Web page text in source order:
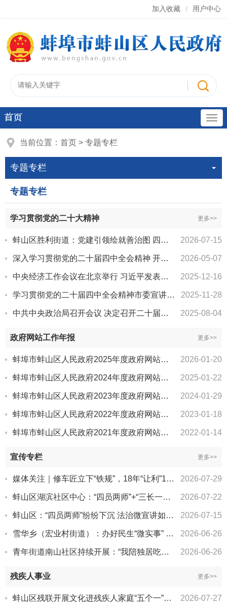
加入收藏 用户中心
首页
当前位置： 首页 > 专题专栏
专题专栏
专题专栏
更多>>
学习贯彻党的二十大精神
2026-07-15
蚌山区胜利街道：党建引领绘就善治图 四员两师搭起共治桥
2026-05-07
深入学习贯彻党的二十届四中全会精神 开创新时代文学高质量发展新局面
2025-12-16
中央经济工作会议在北京举行 习近平发表重要讲话
2025-11-28
学习贯彻党的二十届四中全会精神市委宣讲团报告会暨区委理论学习中心组学习扩大会召开
2025-08-04
中共中央政治局召开会议 决定召开二十届四中全会 分析研究当前经济形势和经济工作 中共中央总书记习近平主持会议
更多>>
政府网站工作年报
2026-01-20
蚌埠市蚌山区人民政府2025年度政府网站工作报表
2025-01-22
蚌埠市蚌山区人民政府2024年度政府网站工作报表
2024-01-29
蚌埠市蚌山区人民政府2023年度政府网站工作报表
2023-01-18
蚌埠市蚌山区人民政府2022年度政府网站工作报表
2022-01-14
蚌埠市蚌山区人民政府2021年度政府网站工作报表
更多>>
宣传专栏
2026-07-29
媒体关注｜修车匠立下“铁规”，18年“让利”10多万
2026-07-22
蚌山区湖滨社区中心：“四员两师”+“三长一户”联动赋能 激活基层治理新动能
2026-07-15
蚌山区：“四员两师”纷纷下沉 法治微宣讲如火如荼
2026-06-26
雪华乡（宏业村街道）：办好民生“微实事” 点亮群众“大幸福”
2026-06-26
青年街道南山社区持续开展：“我陪独居吃个饭”关爱助老行动
更多>>
残疾人事业
2026-07-27
蚌山区残联开展文化进残疾人家庭“五个一”观影活动